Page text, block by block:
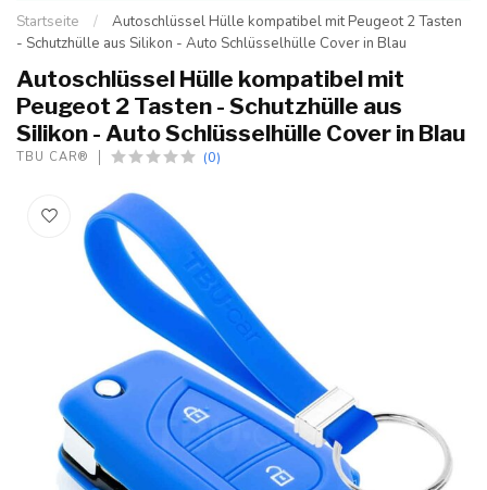
Startseite /
Autoschlüssel Hülle kompatibel mit Peugeot 2 Tasten
- Schutzhülle aus Silikon - Auto Schlüsselhülle Cover in Blau
Autoschlüssel Hülle kompatibel mit
Peugeot 2 Tasten - Schutzhülle aus
Silikon - Auto Schlüsselhülle Cover in Blau
TBU CAR® (0)